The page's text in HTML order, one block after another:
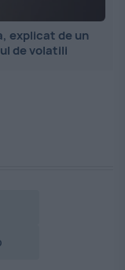
explicat de un
de volatili